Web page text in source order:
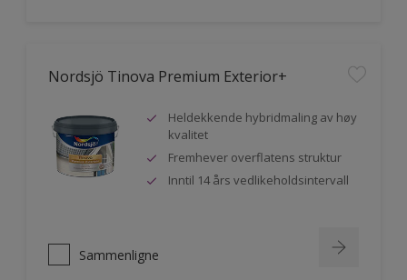
Nordsjö Tinova Premium Exterior+
Heldekkende hybridmaling av høy
kvalitet
Fremhever overflatens struktur
Inntil 14 års vedlikeholdsintervall
Sammenligne